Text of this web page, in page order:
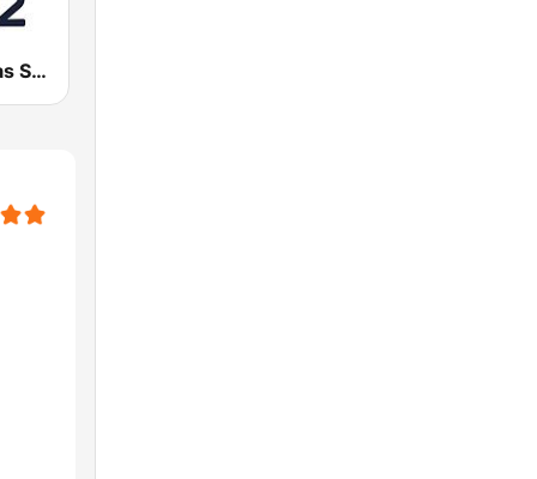
Radio Asturias SER